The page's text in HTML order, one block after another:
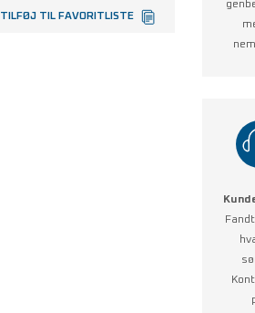
TILFØJ TIL FAVORITLISTE